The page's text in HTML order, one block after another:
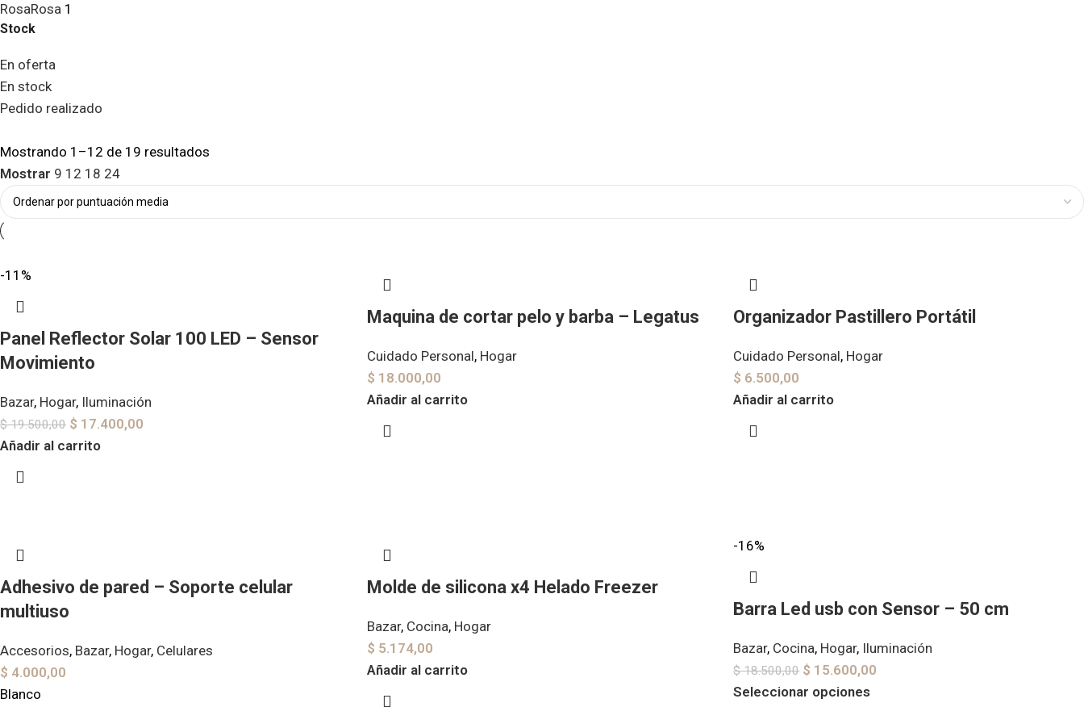
RosaRosa 1
Stock
En oferta
En stock
Pedido realizado
Mostrando 1–12 de 19 resultados
Mostrar 9 12 18 24
-11%
Panel Reflector Solar 100 LED – Sensor
Movimiento
Bazar, Hogar, Iluminación
$19.500,00 $ 17.400,00
Añadir al carrito
Maquina de cortar pelo y barba – Legatus
Cuidado Personal, Hogar
$ 18.000,00
Añadir al carrito
Organizador Pastillero Portátil
Cuidado Personal, Hogar
$ 6.500,00
Añadir al carrito
Adhesivo de pared – Soporte celular
multiuso
Accesorios, Bazar, Hogar, Celulares
$ 4.000,00
Blanco
Molde de silicona x4 Helado Freezer
Bazar, Cocina, Hogar
$ 5.174,00
Añadir al carrito
-16%
Barra Led usb con Sensor – 50 cm
Bazar, Cocina, Hogar, Iluminación
$18.500,00 $ 15.600,00
Seleccionar opciones